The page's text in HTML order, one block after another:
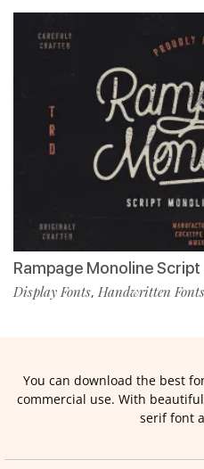
Rampage Monoline Script
Display Fonts, Handwritten Fonts
You can download the best
commercial use. With
serif font